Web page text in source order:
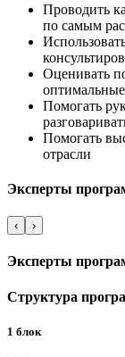
Проводить
по самым
Оценивать
Помогать
Помогать
отрасли
Эксперты
‹ ›
Эксперты
Структура
1 блок